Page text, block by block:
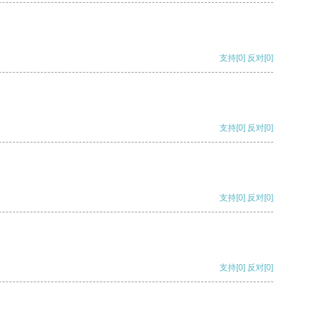
支持[0] 反对[0]
支持[0] 反对[0]
支持[0] 反对[0]
支持[0] 反对[0]